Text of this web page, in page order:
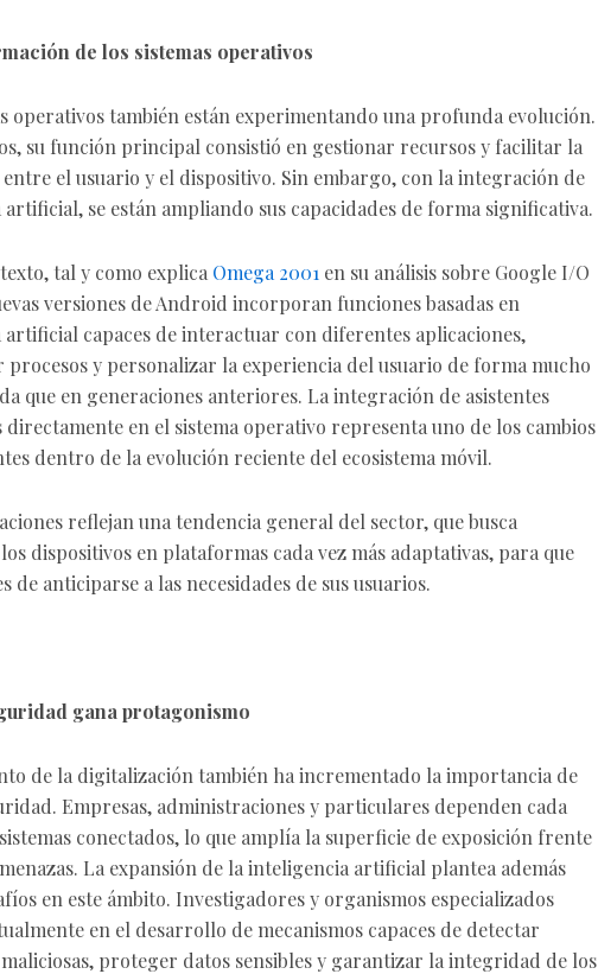
de los sistemas operativos
operativos también están experimentando una profunda evolución.
su función principal consistió en gestionar recursos y facilitar la
el usuario y el dispositivo. Sin embargo, con la integración de
se están ampliando sus capacidades de forma significativa.
tal y como explica Omega 2001 en su análisis sobre Google I/O
versiones de Android incorporan funciones basadas en
capaces de interactuar con diferentes aplicaciones,
procesos y personalizar la experiencia del usuario de forma mucho
que en generaciones anteriores. La integración de asistentes
en el sistema operativo representa uno de los cambios
dentro de la evolución reciente del ecosistema móvil.
reflejan una tendencia general del sector, que busca
dispositivos en plataformas cada vez más adaptativas, para que
de anticiparse a las necesidades de sus usuarios.
gana protagonismo
de la digitalización también ha incrementado la importancia de
Empresas, administraciones y particulares dependen cada
conectados, lo que amplía la superficie de exposición frente
La expansión de la inteligencia artificial plantea además
en este ámbito. Investigadores y organismos especializados
en el desarrollo de mecanismos capaces de detectar
proteger datos sensibles y garantizar la integridad de los